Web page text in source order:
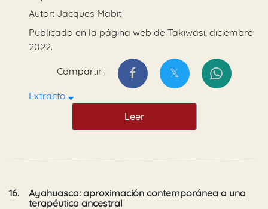
Autor: Jacques Mabit
Publicado en la página web de Takiwasi, diciembre
2022.
Compartir :
Extracto
Leer
16.
Ayahuasca: aproximación contemporánea a una
terapéutica ancestral